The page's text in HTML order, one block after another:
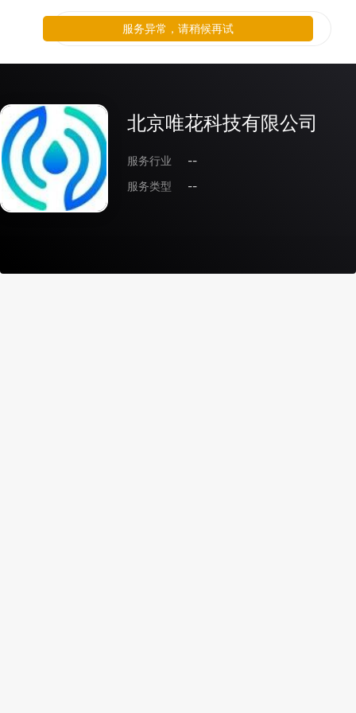
北京唯花科技有限公司
服务行业
--
服务类型
--
服务异常，请稍候再试